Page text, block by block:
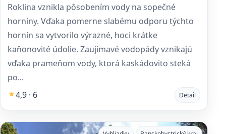
Roklina vznikla pôsobením vody na sopečné
horniny. Vďaka pomerne slabému odporu týchto
hornín sa vytvorilo výrazné, hoci krátke
kaňonovité údolie. Zaujímavé vodopády vznikajú
vďaka prameňom vody, ktorá kaskádovito steká
po...
4,9 · 6
Detail